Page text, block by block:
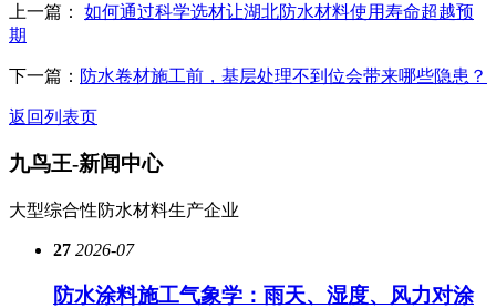
上一篇： 如何通过科学选材让湖北防水材料使用寿命超越预
期
下一篇： 防水卷材施工前，基层处理不到位会带来哪些隐患？
返回列表页
九鸟王-新闻中心
大型综合性防水材料生产企业
27 2026-07
防水涂料施工气象学：雨天、湿度、风力对涂